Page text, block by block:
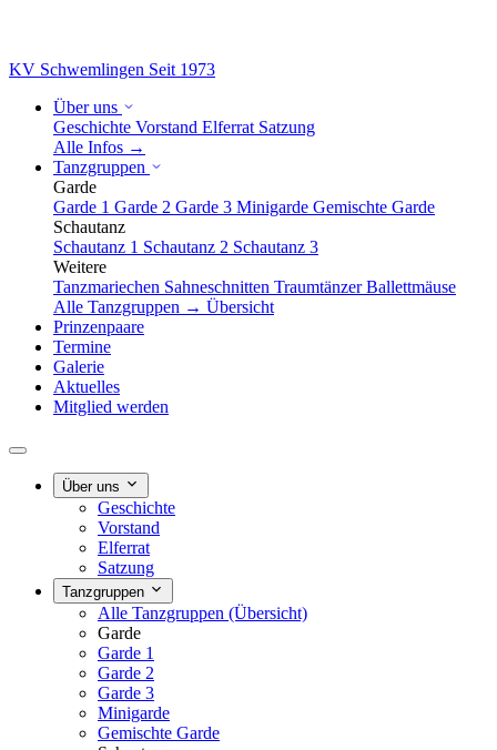
KV Schwemlingen Seit 1973
Über uns
Geschichte Vorstand Elferrat Satzung
Alle Infos →
Tanzgruppen
Garde
Garde 1 Garde 2 Garde 3 Minigarde Gemischte Garde
Schautanz
Schautanz 1 Schautanz 2 Schautanz 3
Weitere
Tanzmariechen Sahneschnitten TraumtänzerBallettmäuse
Alle Tanzgruppen → Übersicht
Prinzenpaare
Termine
Galerie
Aktuelles
Mitglied werden
Über uns
Geschichte
Vorstand
Elferrat
Satzung
Tanzgruppen
Alle Tanzgruppen (Übersicht)
Garde
Garde 1
Garde 2
Garde 3
Minigarde
Gemischte Garde